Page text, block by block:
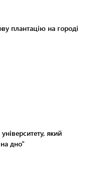
плантацію на городі
який
дно"